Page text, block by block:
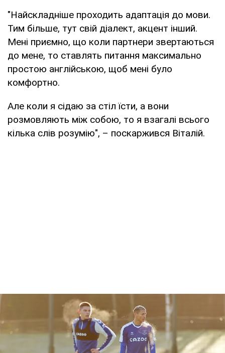
"Найскладніше проходить адаптація до мови.
Тим більше, тут свій діалект, акцент інший.
Мені приємно, що коли партнери звертаються
до мене, то ставлять питання максимально
простою англійською, щоб мені було
комфортно.
Але коли я сідаю за стіл їсти, а вони
розмовляють між собою, то я взагалі всього
кілька слів розумію", – поскаржився Віталій.